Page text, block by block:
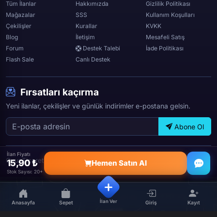
Tüm İlanlar
Mağazalar
Çekilişler
Blog
Forum
Flash Sale
Hakkımızda
SSS
Kurallar
İletişim
Destek Talebi
Canlı Destek
Gizlilik Politikası
Kullanım Koşulları
KVKK
Mesafeli Satış
İade Politikası
Fırsatları kaçırma
Yeni ilanlar, çekilişler ve günlük indirimler e-postana gelsin.
Abone Ol
OyunTicareti © 2026 — Tüm hakları saklıdır.
İlan Fiyatı
15,90 ₺
Stok Sayısı: 20+
Hemen Satın Al
Anasayfa Sepet İlan Ver Giriş Kayıt